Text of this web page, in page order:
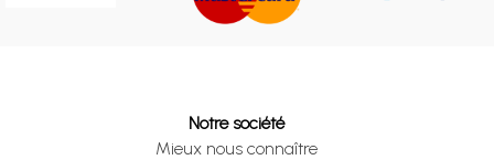
Notre société
Mieux nous connaître